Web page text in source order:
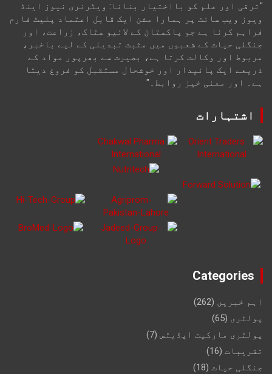
"ترقی اور علم کو بااختیار بنانا: ویٹرنری نیوز اینڈ
ویوز ویب سائٹ پر ہمارا مشن ایک قابل اعتماد پلیٹ فارم
فراہم کرنا ہے جو پاکستان کے لائیو سٹاک، زراعت، اور
جنگلی حیات کے شعبوں میں مثبت تبدیلی کے لیے باخبر،
مربوط اور وکالت کرتا ہے، بصیرت سے بھرپور مواد کے
ذریعے ایک پائیدار اور خوشحال مستقبل کو فروغ دیتا
ہے۔ اور معنی خیز روابط۔"
اشتہارات
Categories
اہم خبریں (262)
پولٹری (65)
پولٹری مارکیٹ اپڈیٹس (7)
تقریبات (16)
جنگلی حیات (18)